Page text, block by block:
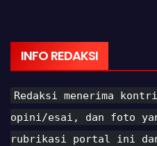
INFO REDAKSI
Redaksi menerima
opini/esai, dan foto
rubrikasi portal ini dan